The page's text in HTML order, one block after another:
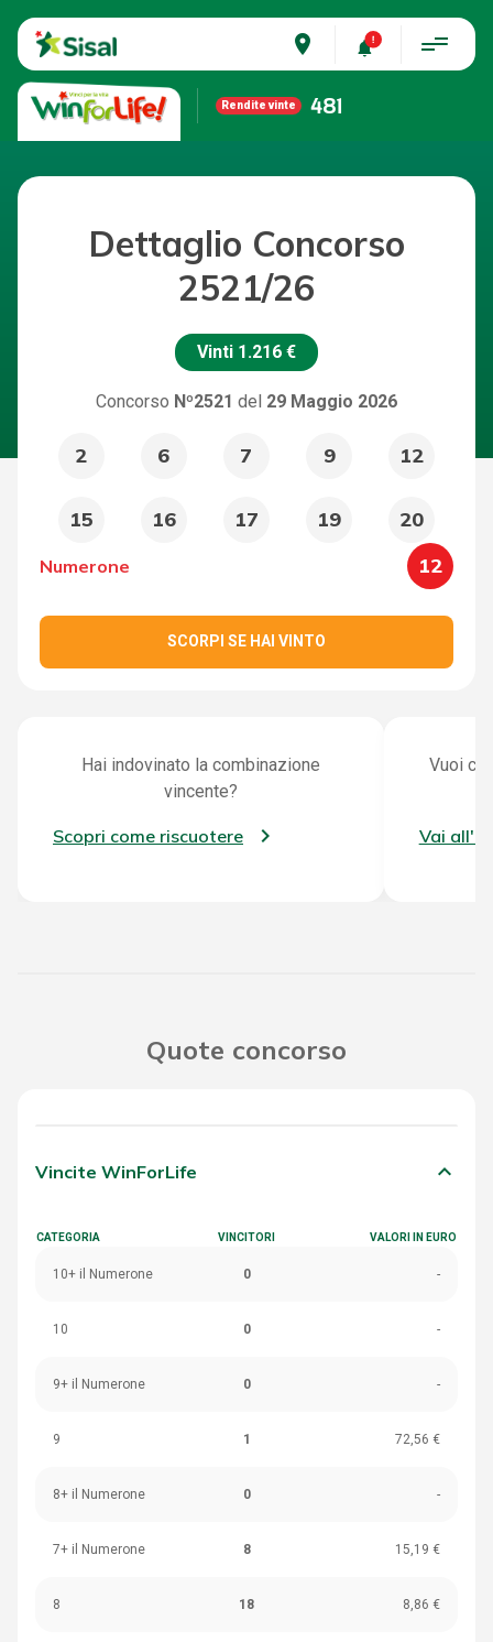
place
Rendite vinte 481
Dettaglio Concorso
2521/26
Vinti 1.216 €
Concorso Nº2521 del 29 Maggio 2026
2 6 7 9 12
15 16 17 19 20
Numerone 12
SCORPI SE HAI VINTO
Hai indovinato la combinazione
vincente?
Scopri come riscuotere
Vuoi
Vai
Quote concorso
Vincite WinForLife keyboard_arrow_down
CATEGORIA VINCITORI VALORI IN EURO
10+ il Numerone 0 -
10 0 -
9+ il Numerone 0 -
9 1 72,56 €
8+ il Numerone 0 -
7+ il Numerone 8 15,19 €
8 18 8,86 €